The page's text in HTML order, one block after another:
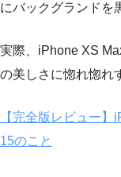
にバックグランドを
実際、iPhone XS
の美しさに惚れ惚れ
【完全版レビュー
15のこと